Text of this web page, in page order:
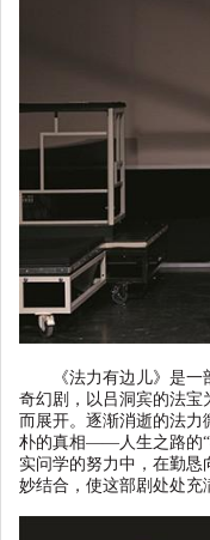
《法力有边儿》是
奇幻剧，以吕洞宾的法宝
而展开。逐渐消逝的法
朴的真相——人生之路的“
实问学的努力中，在勤
妙结合，使这部剧处处充